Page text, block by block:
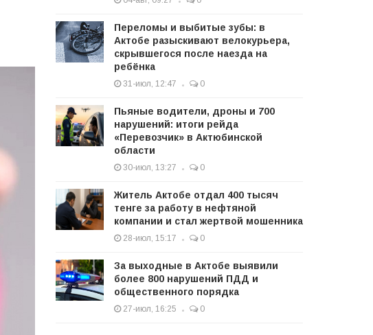
Переломы и выбитые зубы: в
Актобе разыскивают велокурьера,
скрывшегося после наезда на
ребёнка
31-июл, 12:47 0
Пьяные водители, дроны и 700
нарушений: итоги рейда
«Перевозчик» в Актюбинской
области
30-июл, 13:27 0
Житель Актобе отдал 400 тысяч
тенге за работу в нефтяной
компании и стал жертвой мошенника
28-июл, 15:17 0
За выходные в Актобе выявили
более 800 нарушений ПДД и
общественного порядка
27-июл, 16:25 0